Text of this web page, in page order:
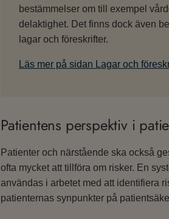
bestämmelser om till exempel
delaktighet. Det finns dock även
lagar och föreskrifter.
Läs mer på sidan Lagar och
Patientens perspektiv i
Patienter och närstående ska också
ofta mycket att tillföra om risker. En
användas i arbetet med att identifiera
patienternas synpunkter på